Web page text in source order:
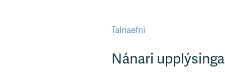
Talnaefni
Nánari